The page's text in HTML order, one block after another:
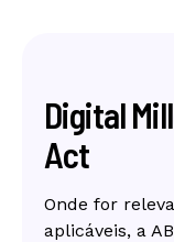
Digital
Act
Onde for
aplicáveis, a